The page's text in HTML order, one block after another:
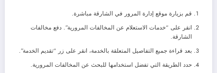
قم بزيارة موقع إدارة المرور في الشارقة مباشرة.
انقر على “خدمات الاستعلام عن المخالفات المرورية”. دفع مخالفات
الشارقة.
بعد قراءة جميع التفاصيل المتعلقة بالخدمة، انقر على زر “تقديم الخدمة”.
حدد الطريقة التي تفضل استخدامها للبحث عن المخالفات المرورية.